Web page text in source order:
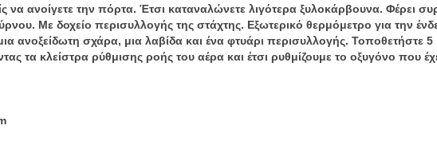
να ανοίγετε την πόρτα. Έτσι καταναλώνετε λιγότερα ξυλοκάρβουνα. Φέρει
Με δοχείο περισυλλογής της στάχτης. Εξωτερικό θερμόμετρο για την
ανοξείδωτη σχάρα, μια λαβίδα και ένα φτυάρι περισυλλογής. Τοποθετήστε
τα κλείστρα ρύθμισης ροής του αέρα και έτσι ρυθμίζουμε το οξυγόνο που